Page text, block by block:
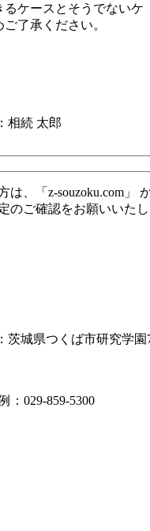
ケースとそうでないケ
了承ください。
相続 太郎
、「z-souzoku.com」
のご確認をお願いいた
茨城県つくば市研究学園
：029-859-5300